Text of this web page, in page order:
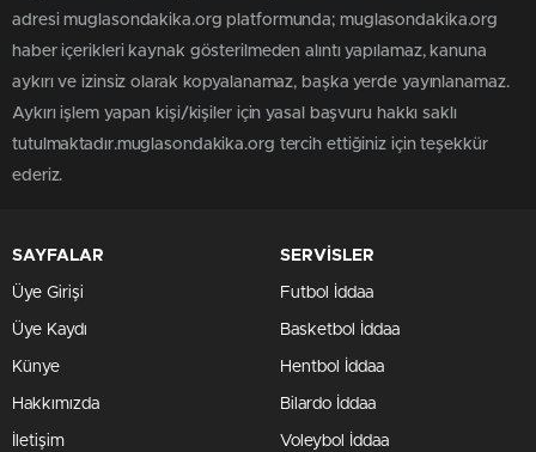
adresi muglasondakika.org platformunda; muglasondakika.org
haber içerikleri kaynak gösterilmeden alıntı yapılamaz, kanuna
aykırı ve izinsiz olarak kopyalanamaz, başka yerde yayınlanamaz.
Aykırı işlem yapan kişi/kişiler için yasal başvuru hakkı saklı
tutulmaktadır.muglasondakika.org tercih ettiğiniz için teşekkür
ederiz.
SAYFALAR
Üye Girişi
Üye Kaydı
Künye
Hakkımızda
İletişim
SERVİSLER
Futbol İddaa
Basketbol İddaa
Hentbol İddaa
Bilardo İddaa
Voleybol İddaa